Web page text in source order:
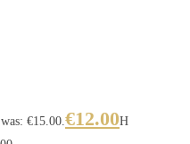
€15.00.€12.00Η